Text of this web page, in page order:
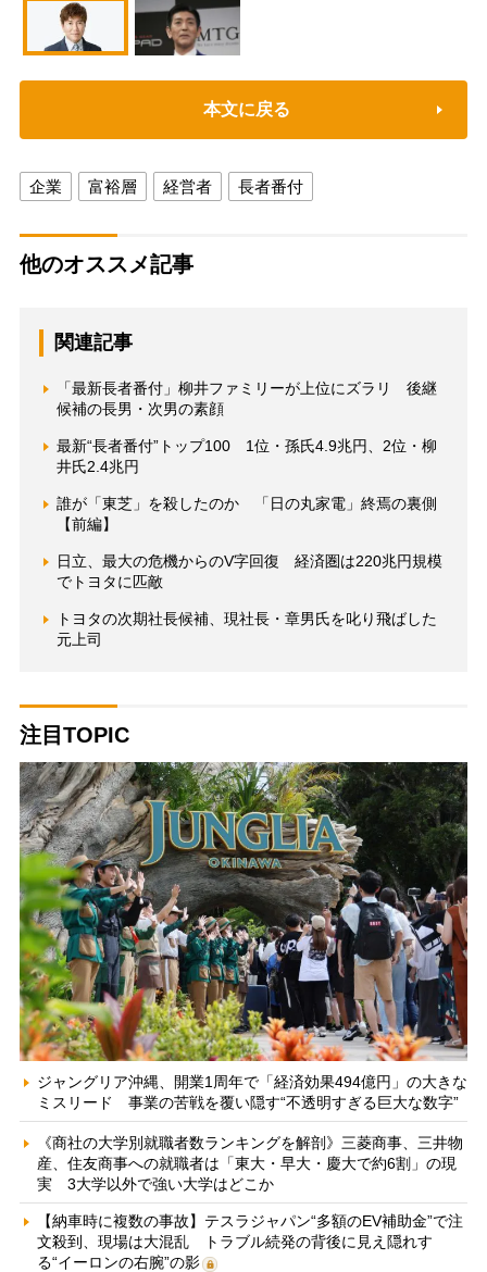
本文に戻る
企業 富裕層 経営者 長者番付
他のオススメ記事
関連記事
「最新長者番付」柳井ファミリーが上位にズラリ 後継
候補の長男・次男の素顔
最新“長者番付”トップ100 1位・孫氏4.9兆円、2位・柳
井氏2.4兆円
誰が「東芝」を殺したのか 「日の丸家電」終焉の裏側
【前編】
日立、最大の危機からのV字回復 経済圏は220兆円規模
でトヨタに匹敵
トヨタの次期社長候補、現社長・章男氏を叱り飛ばした
元上司
注目TOPIC
ジャングリア沖縄、開業1周年で「経済効果494億円」の大きな
ミスリード 事業の苦戦を覆い隠す“不透明すぎる巨大な数字”
《商社の大学別就職者数ランキングを解剖》三菱商事、三井物
産、住友商事への就職者は「東大・早大・慶大で約6割」の現
実 3大学以外で強い大学はどこか
【納車時に複数の事故】テスラジャパン“多額のEV補助金”で注
文殺到、現場は大混乱 トラブル続発の背後に見え隠れす
る“イーロンの右腕”の影